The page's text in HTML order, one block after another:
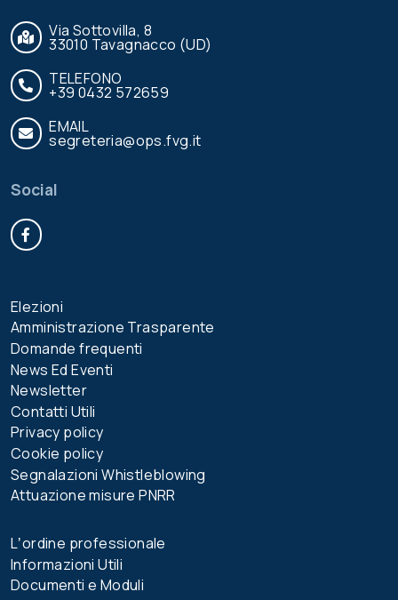
Via Sottovilla, 8
33010 Tavagnacco (UD)
TELEFONO
+39 0432 572659
EMAIL
segreteria@ops.fvg.it
Social
Elezioni
Amministrazione Trasparente
Domande frequenti
News Ed Eventi
Newsletter
Contatti Utili
Privacy policy
Cookie policy
Segnalazioni Whistleblowing
Attuazione misure PNRR
Lʼordine professionale
Informazioni Utili
Documenti e Moduli